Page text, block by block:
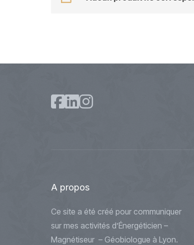
A propos
Ce site a été créé pour communiquer
sur mes activités d’Énergéticien –
Magnétiseur – Géobiologue à Lyon.